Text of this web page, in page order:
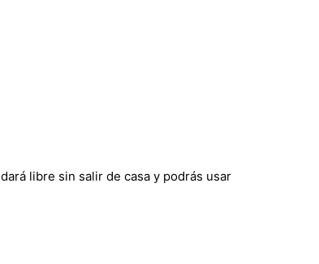
libre sin salir de casa y podrás usar